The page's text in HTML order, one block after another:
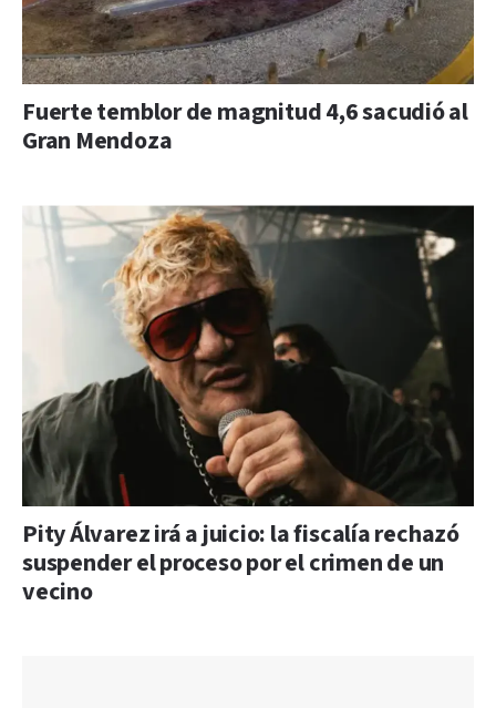
Fuerte temblor de magnitud 4,6 sacudió al
Gran Mendoza
Pity Álvarez irá a juicio: la fiscalía rechazó
suspender el proceso por el crimen de un
vecino